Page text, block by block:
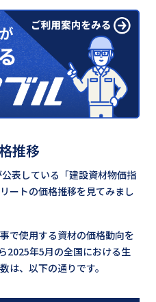
推移
表している「建設資材物価指
ートの価格推移を見てみまし
で使用する資材の価格動向を
2025年5月の全国における生
は、以下の通りです。